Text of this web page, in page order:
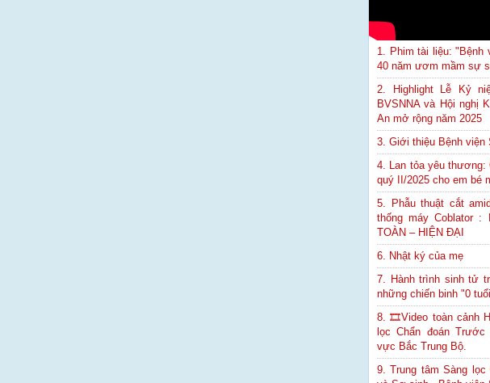
1. Phim tài liệu: "Bệnh
40 năm ươm mầm sự
2. Highlight Lễ Kỷ
BVSNNA và Hội nghị
An mở rộng năm 2025
3. Giới thiệu Bệnh viện
4. Lan tỏa yêu
quý II/2025 cho em bé
5. Phẫu thuật cắt
thống máy Coblator :
TOÀN – HIỆN ĐẠI
6. Nhật ký của mẹ
7. Hành trình sinh tử
những chiến binh "0
8. 🎞Video toàn cảnh
lọc Chẩn đoán
vực Bắc Trung Bộ.
9. Trung tâm Sàng